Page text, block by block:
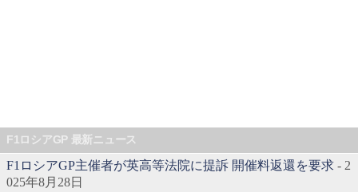
F1ロシアGP 最新ニュース
F1ロシアGP主催者が英高等法院に提訴 開催料返還を要求 - 2
025年8月28日